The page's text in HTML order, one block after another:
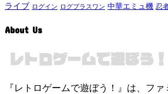
ライブ ログイン ログプラスワン 中華エミュ機 忍
About Us
『レトロゲームで遊ぼう！』は、フ